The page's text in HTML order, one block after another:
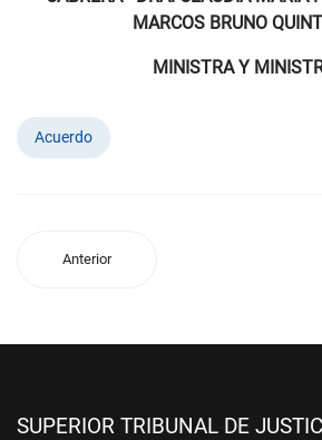
MARCOS BRUNO
MINISTRA Y
Acuerdo
Anterior
SUPERIOR TRIBUNAL DE